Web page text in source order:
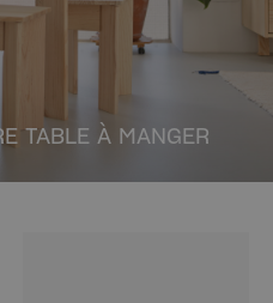
TABLE À MANGER